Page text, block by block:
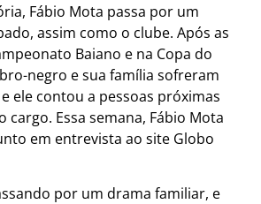
Fábio Mota passa por um
assim como o clube. Após as
Baiano e na Copa do
negro e sua família sofreram
ele contou a pessoas próximas
cargo. Essa semana, Fábio Mota
em entrevista ao site Globo
por um drama familiar, e